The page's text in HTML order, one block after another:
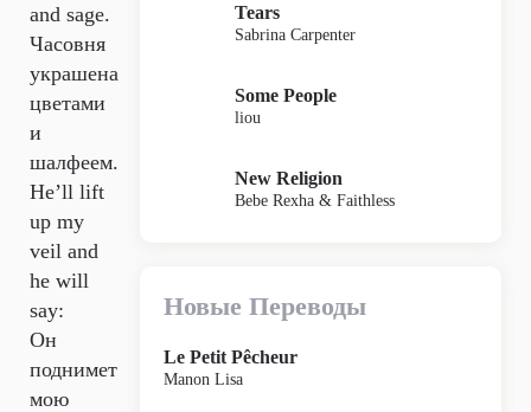
and sage.
Часовня
украшена
цветами
и
шалфеем.
He’ll lift
up my
veil and
he will
say:
Он
поднимет
мою
Tears
Sabrina Carpenter
Some People
liou
New Religion
Bebe Rexha & Faithless
Новые Переводы
Le Petit Pêcheur
Manon Lisa